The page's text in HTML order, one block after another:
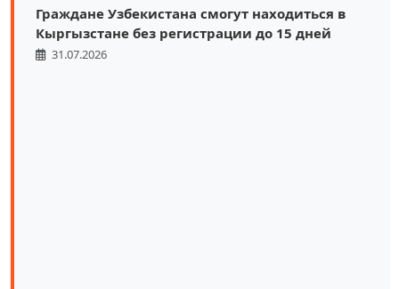
Граждане Узбекистана смогут находиться в
Кыргызстане без регистрации до 15 дней
31.07.2026